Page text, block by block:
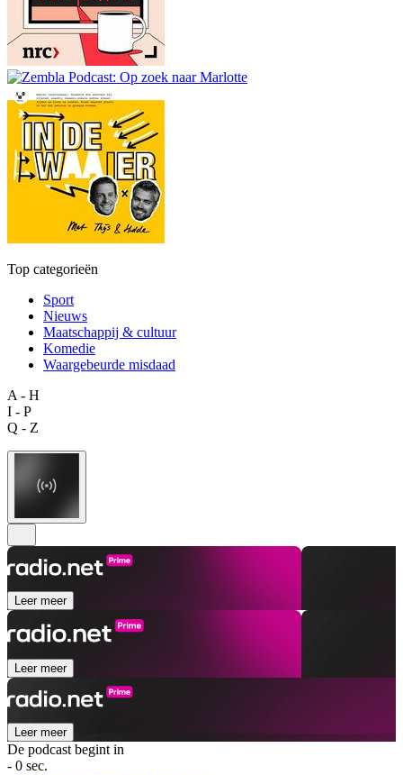
Top categorieën
Sport
Nieuws
Maatschappij & cultuur
Komedie
Waargebeurde misdaad
A - H
I - P
Q - Z
Leer meer
Leer meer
Leer meer
De podcast begint in
- 0 sec.